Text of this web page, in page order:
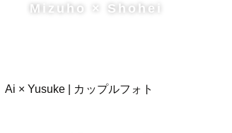
Mizuho × Shohei